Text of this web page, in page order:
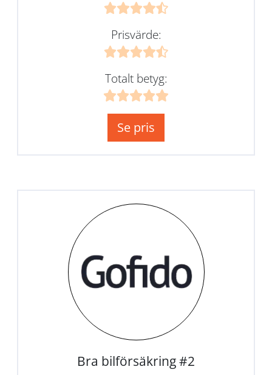
Prisvärde:
Totalt betyg:
Se pris
Bra bilförsäkring #2